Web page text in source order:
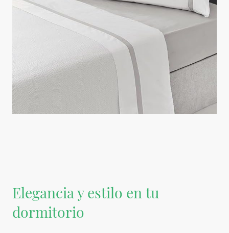
Elegancia y estilo en tu
dormitorio